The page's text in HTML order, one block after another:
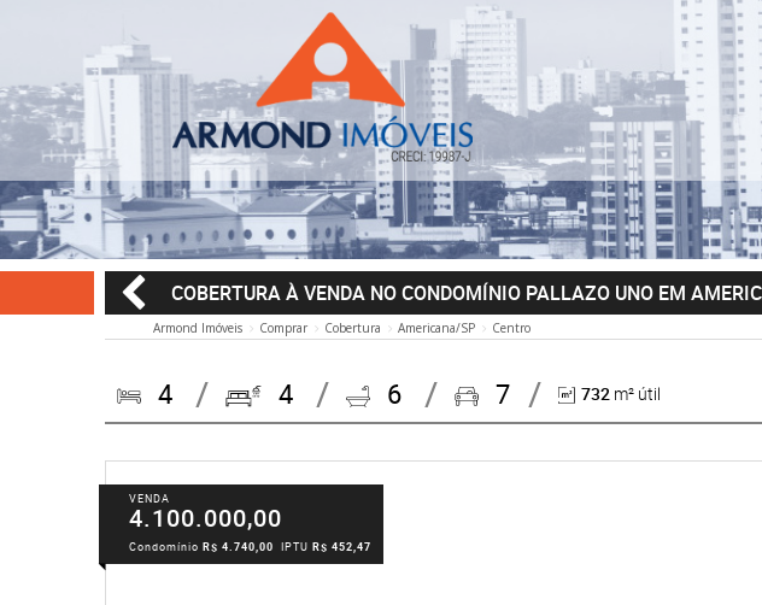
COBERTURA À VENDA NO CONDOMÍNIO PALLAZO UNO EM
Armond Imóveis Comprar Cobertura Americana/SP Centro
4 4 6 7 732 m² útil
VENDA
4.100.000,00
Condomínio R$ 4.740,00 IPTU R$ 452,47